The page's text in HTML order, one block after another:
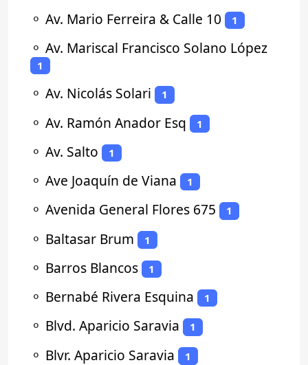
⚬ Av. Mario Ferreira & Calle 10 1
⚬ Av. Mariscal Francisco Solano López
1
⚬ Av. Nicolás Solari 1
⚬ Av. Ramón Anador Esq 1
⚬ Av. Salto 1
⚬ Ave Joaquín de Viana 1
⚬ Avenida General Flores 675 1
⚬ Baltasar Brum 1
⚬ Barros Blancos 1
⚬ Bernabé Rivera Esquina 1
⚬ Blvd. Aparicio Saravia 1
⚬ Blvr. Aparicio Saravia 1